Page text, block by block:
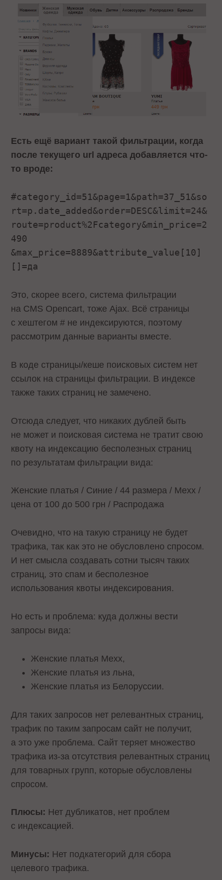
Есть ещё вариант такой фильтрации, когда
после текущего url адреса добавляется что-
то вроде:
#category_id=51&page=1&path=37_51&so
rt=p.date_added&order=DESC&limit=24&
route=product%2Fcategory&min_price=2
490
&max_price=8889&attribute_value[10]
[]=да
Это, скорее всего, система фильтрации
на CMS Opencart, тоже Ajax. Всё страницы
с хештегом # не индексируются, поэтому
рассмотрим данные варианты вместе.
В коде страницы/кеше поисковых систем нет
ссылок на страницы фильтрации. В индексе
также таких страниц не замечено.
Отсюда следует, что никаких дублей быть
не может и поисковая система не тратит свою
квоту на индексацию бесполезных страниц
по результатам фильтрации вида:
Женские платья / Синие / 44 размера / Mexx /
цена от 100 до 500 грн / Распродажа
Очевидно, что на такую страницу не будет
трафика, так как это не обусловлено спросом.
И нет смысла создавать сотни тысяч таких
страниц, это спам и бесполезное
использования квоты индексирования.
Но есть и проблема: куда должны вести
запросы вида:
Женские платья Mexx,
Женские платья из льна,
Женские платья из Белоруссии.
Для таких запросов нет релевантных страниц,
трафик по таким запросам сайт не получит,
а это уже проблема. Сайт теряет множество
трафика из-за отсутствия релевантных страниц
для товарных групп, которые обусловлены
спросом.
Плюсы: Нет дубликатов, нет проблем
с индексацией.
Минусы: Нет подкатегорий для сбора
целевого трафика.